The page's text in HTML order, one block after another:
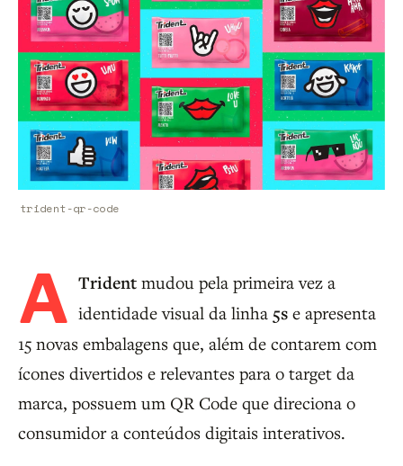
trident-qr-code
A Trident mudou pela primeira vez a
identidade visual da linha 5s e apresenta
15 novas embalagens que, além de contarem com
ícones divertidos e relevantes para o target da
marca, possuem um QR Code que direciona o
consumidor a conteúdos digitais interativos.